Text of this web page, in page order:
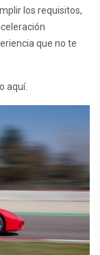
los requisitos,
que no te
aquí.